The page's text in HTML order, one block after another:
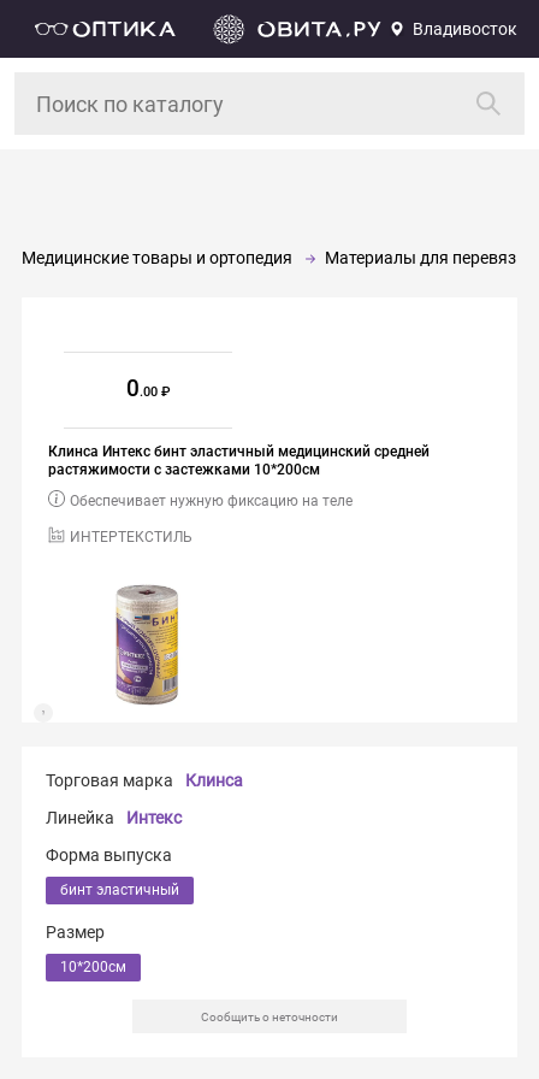
Владивосток
Медицинские товары и ортопедия Материалы для перевязки
Клинса Интекс бинт эластичный медицинский средней
растяжимости с застежками 10*200см
ИНТЕРТЕКСТИЛЬ
Обеспечивает нужную фиксацию на теле
0.00
Торговая марка
Клинса
Линейка
Интекс
Форма выпуска
бинт эластичный
Размер
10*200см
Сообщить о неточности